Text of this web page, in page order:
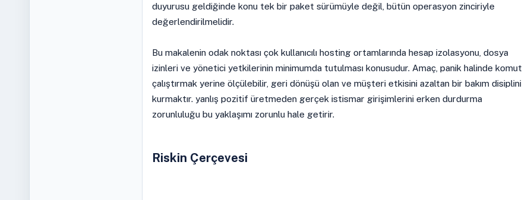
duyurusu geldiğinde konu tek bir paket sürümüyle değil, bütün operasyon zinciriyle
değerlendirilmelidir.
Bu makalenin odak noktası çok kullanıcılı hosting ortamlarında hesap izolasyonu, dosya
izinleri ve yönetici yetkilerinin minimumda tutulması konusudur. Amaç, panik halinde komut
çalıştırmak yerine ölçülebilir, geri dönüşü olan ve müşteri etkisini azaltan bir bakım disiplini
kurmaktır. yanlış pozitif üretmeden gerçek istismar girişimlerini erken durdurma
zorunluluğu bu yaklaşımı zorunlu hale getirir.
Riskin Çerçevesi